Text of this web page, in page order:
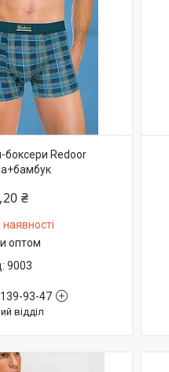
боксери Redoor
₴
оптом
9003
93-47
відділ